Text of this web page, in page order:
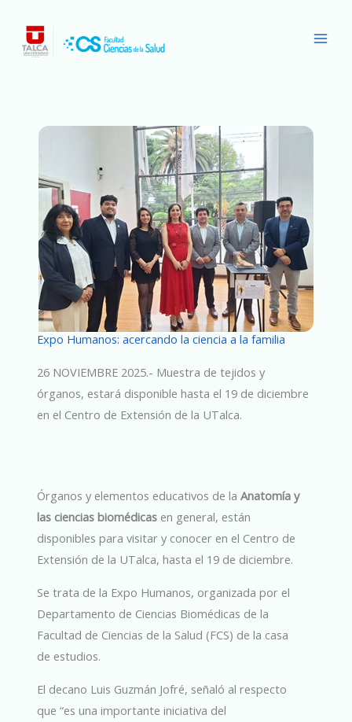
contenido
Expo Humanos: acercando la ciencia a la familia
26 NOVIEMBRE 2025.- Muestra de tejidos y
órganos, estará disponible hasta el 19 de diciembre
en el Centro de Extensión de la UTalca.
Órganos y elementos educativos de laAnatomía y
las ciencias biomédicas en general, están
disponibles para visitar y conocer en el Centro de
Extensión de la UTalca, hasta el 19 de diciembre.
Se trata de la Expo Humanos, organizada por el
Departamento de Ciencias Biomédicas de la
Facultad de Ciencias de la Salud (FCS) de la casa
de estudios.
El decano Luis Guzmán Jofré, señaló al respecto
que “es una importante iniciativa del